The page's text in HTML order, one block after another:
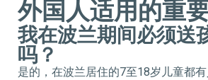
外国人适用的重
我在波兰期间必须送
吗？
是的，在波兰居住的7至18岁儿童都有